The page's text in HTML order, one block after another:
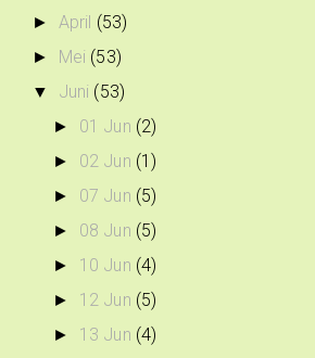
► April (53)
► Mei (53)
▼ Juni (53)
► 01 Jun (2)
► 02 Jun (1)
► 07 Jun (5)
► 08 Jun (5)
► 10 Jun (4)
► 12 Jun (5)
► 13 Jun (4)